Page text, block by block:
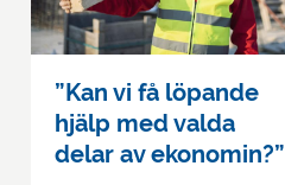
”Kan vi få löpande
hjälp med valda
delar av ekonomin?”